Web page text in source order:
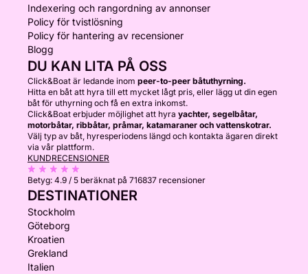
Indexering och rangordning av annonser
Policy för tvistlösning
Policy för hantering av recensioner
Blogg
DU KAN LITA PÅ OSS
Click&Boat är ledande inom peer-to-peer båtuthyrning.
Hitta en båt att hyra till ett mycket lågt pris, eller lägg ut din egen
båt för uthyrning och få en extra inkomst.
Click&Boat erbjuder möjlighet att hyra yachter, segelbåtar,
motorbåtar, ribbåtar, pråmar, katamaraner och vattenskotrar.
Välj typ av båt, hyresperiodens längd och kontakta ägaren direkt
via vår plattform.
KUNDRECENSIONER
Betyg: 4.9 / 5 beräknat på 716837 recensioner
DESTINATIONER
Stockholm
Göteborg
Kroatien
Grekland
Italien